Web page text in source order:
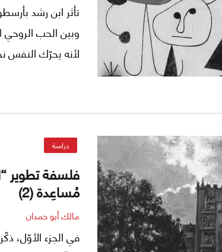
تأثر ابن رشد
وبين الحب الروحي
لأنه يحرّك النفس
دراسة
فلسفة تطوير
مُساعِدة (2)
مالك أبو حمدان
في الجزء الأوّل،